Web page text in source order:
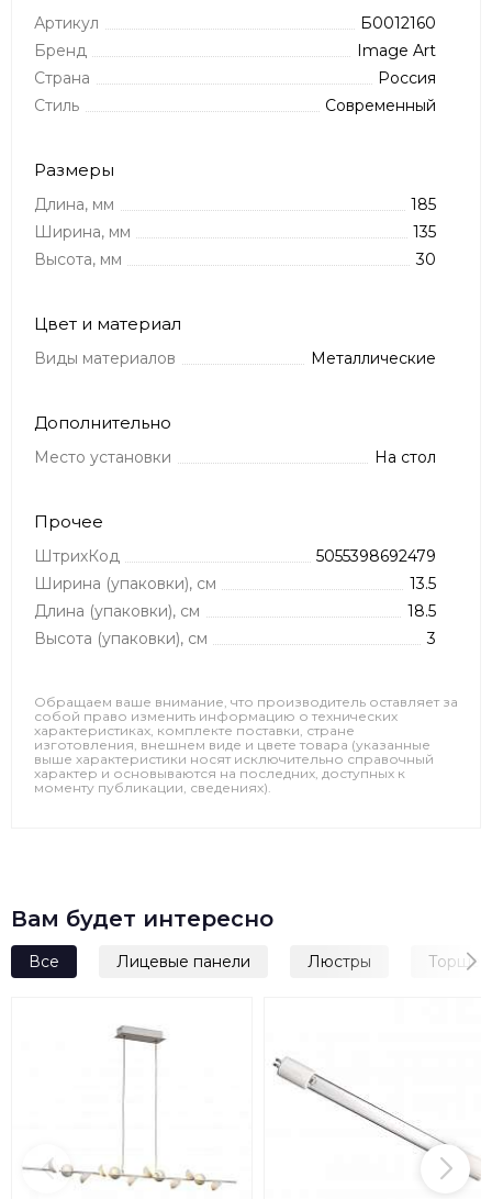
Артикул
Б0012160
Бренд
Image Art
Страна
Россия
Стиль
Современный
Размеры
Длина, мм
185
Ширина, мм
135
Высота, мм
30
Цвет и материал
Виды материалов Металлические
Дополнительно
Место установки На стол
Прочее
ШтрихКод
5055398692479
Ширина (упаковки), см
13.5
Длина (упаковки), см
18.5
Высота (упаковки), см
3
Обращаем ваше внимание, что производитель оставляет за
собой право изменить информацию о технических
характеристиках, комплекте поставки, стране
изготовления, внешнем виде и цвете товара (указанные
выше характеристики носят исключительно справочный
характер и основываются на последних, доступных к
моменту публикации, сведениях).
Вам будет интересно
Все Лицевые панели Люстры